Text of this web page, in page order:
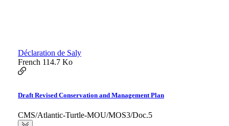
Déclaration de Saly
French 114.7 Ko
Draft Revised Conservation and Management Plan
CMS/Atlantic-Turtle-MOU/MOS3/Doc.5